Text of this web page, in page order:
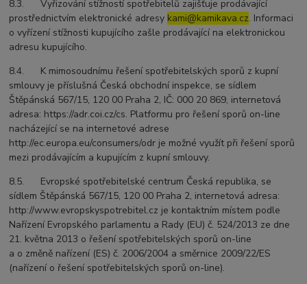
8.3. Vyřizování stížností spotřebitelů zajišťuje prodávající
prostřednictvím elektronické adresy kami@kamikava.cz. Informaci
o vyřízení stížnosti kupujícího zašle prodávající na elektronickou
adresu kupujícího.
8.4. K mimosoudnímu řešení spotřebitelských sporů z kupní
smlouvy je příslušná Česká obchodní inspekce, se sídlem
Štěpánská 567/15, 120 00 Praha 2, IČ: 000 20 869, internetová
adresa: https://adr.coi.cz/cs. Platformu pro řešení sporů on-line
nacházející se na internetové adrese
http://ec.europa.eu/consumers/odr je možné využít při řešení sporů
mezi prodávajícím a kupujícím z kupní smlouvy.
8.5. Evropské spotřebitelské centrum Česká republika, se
sídlem Štěpánská 567/15, 120 00 Praha 2, internetová adresa:
http://www.evropskyspotrebitel.cz je kontaktním místem podle
Nařízení Evropského parlamentu a Rady (EU) č. 524/2013 ze dne
21. května 2013 o řešení spotřebitelských sporů on-line
a o změně nařízení (ES) č. 2006/2004 a směrnice 2009/22/ES
(nařízení o řešení spotřebitelských sporů on-line).